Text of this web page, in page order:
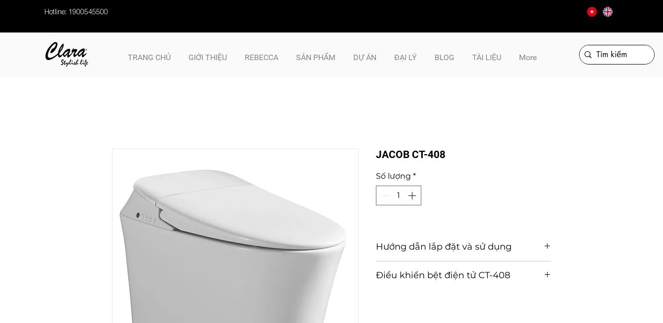
Hotline: 1900545500
TRANG CHỦ GIỚI THIỆU REBECCA SẢN PHẨM DỰ ÁN ĐẠI LÝ BLOG TÀI LIỆU More
JACOB CT-408
Số lượng *
Hướng dẫn lắp đặt và sử dụng
Điều khiển bệt điện tử CT-408